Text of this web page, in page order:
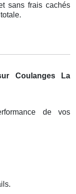
sans frais cachés
Coulanges La
de vos